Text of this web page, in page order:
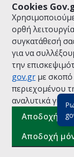
Cookies
ορθή
συγκατάθεσή
για να
την
gov.gr με σκοπό
περιεχομένου
αναλυτικά για
Αποδοχή
Αποδοχή
Όροι Χρήσης
Πολιτική
Δήλωση
Πολιτική
Προτάσεις για
Υλοποίηση από
Διακυβέρνησης
Ελληνικά |